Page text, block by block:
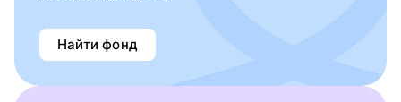
Найти фонд